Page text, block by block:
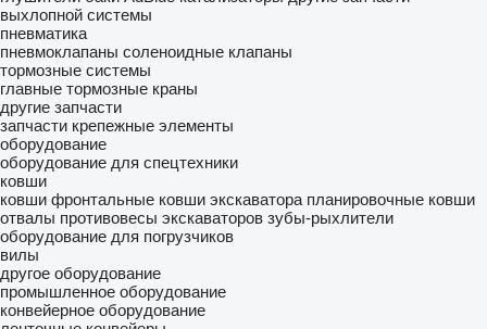
выхлопной системы
пневматика
пневмоклапаны соленоидные клапаны
тормозные системы
главные тормозные краны
другие запчасти
запчасти крепежные элементы
оборудование
оборудование для спецтехники
ковши
ковши фронтальные ковши экскаватора планировочные ковши
отвалы противовесы экскаваторов зубы-рыхлители
оборудование для погрузчиков
вилы
другое оборудование
промышленное оборудование
конвейерное оборудование